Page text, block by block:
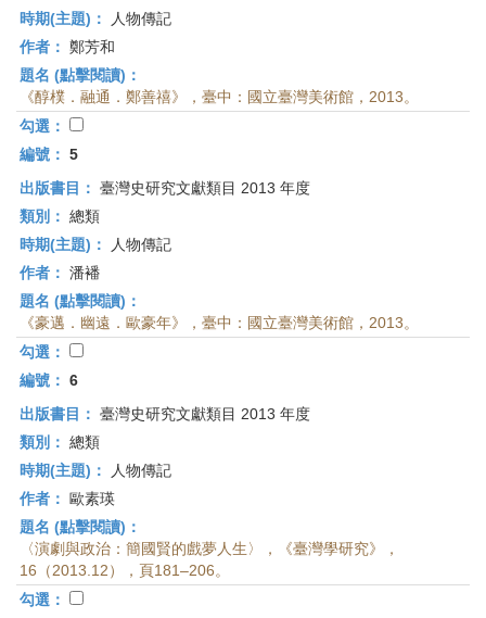
時期(主題)：
人物傳記
作者： 鄭芳和
題名 (點擊閱讀)：
《醇樸．融通．鄭善禧》，臺中：國立臺灣美術館，2013。
勾選：
編號： 5
出版書目： 臺灣史研究文獻類目 2013 年度
類別： 總類
時期(主題)：
人物傳記
作者： 潘襎
題名 (點擊閱讀)：
《豪邁．幽遠．歐豪年》，臺中：國立臺灣美術館，2013。
勾選：
編號： 6
出版書目： 臺灣史研究文獻類目 2013 年度
類別： 總類
時期(主題)：
人物傳記
作者： 歐素瑛
題名 (點擊閱讀)：
〈演劇與政治：簡國賢的戲夢人生〉，《臺灣學研究》，
16（2013.12），頁181–206。
勾選：